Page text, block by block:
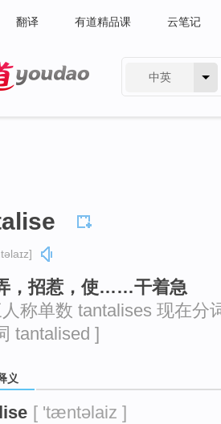
翻译 有道精品课 云笔记
中英
，招惹，使……干着急
称单数 tantalises 现在分
tantalised ]
义
[ 'tæntəlaiz ]